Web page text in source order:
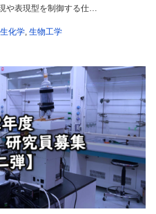
や表現型を制御する仕…
生化学, 生物工学